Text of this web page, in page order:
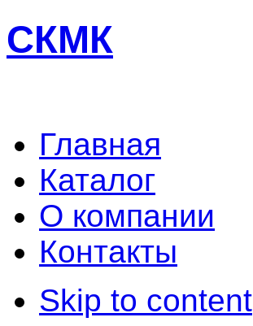
СКМК
Главная
Каталог
О компании
Контакты
Skip to content